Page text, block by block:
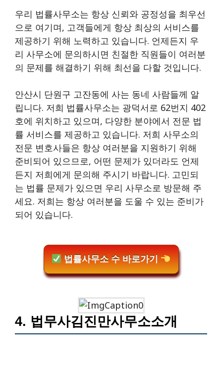
우리 법률사무소는 항상 신뢰와 공정성을 최우선
으로 여기며, 고객들에게 항상 최상의 서비스를
제공하기 위해 노력하고 있습니다. 언제든지 우
리 사무소에 문의하시면 친절한 직원들이 여러분
의 문제를 해결하기 위해 최선을 다할 것입니다.
안산시 단원구 고잔동에 사는 동네 사람들께 알
립니다. 저희 법률사무소는 광덕서로 62번지 402
호에 위치하고 있으며, 다양한 분야에서 전문 법
률 서비스를 제공하고 있습니다. 저희 사무소의
전문 변호사들은 항상 여러분을 지원하기 위해
준비되어 있으므로, 어떤 문제가 있더라도 언제
든지 저희에게 문의해 주시기 바랍니다. 고민되
는 법률 문제가 있으면 우리 사무소로 방문해 주
세요. 저희는 항상 여러분을 도울 수 있는 준비가
되어 있습니다.
법률사무소 수 바로가기
4. 법무사김진만사무소소개